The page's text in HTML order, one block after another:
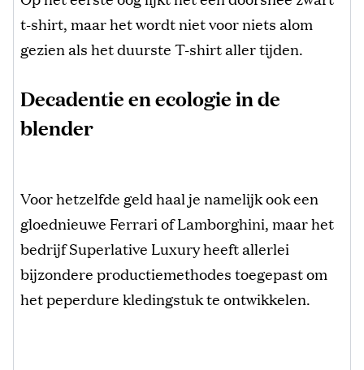
t-shirt, maar het wordt niet voor niets alom
gezien als het duurste T-shirt aller tijden.
Decadentie en ecologie in de
blender
Voor hetzelfde geld haal je namelijk ook een
gloednieuwe Ferrari of Lamborghini, maar het
bedrijf Superlative Luxury heeft allerlei
bijzondere productiemethodes toegepast om
het peperdure kledingstuk te ontwikkelen.